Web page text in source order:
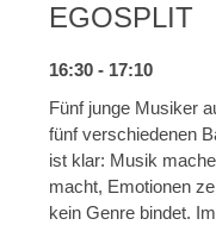
EGOSPLIT
16:30 - 17:10
Fünf junge Musiker
fünf verschiedenen
ist klar: Musik
macht, Emotionen
kein Genre bindet.